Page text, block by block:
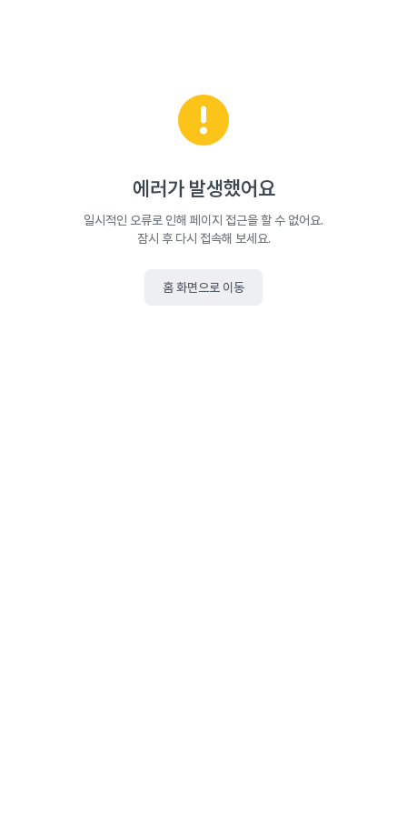
에러가 발생했어요
일시적인 오류로 인해 페이지 접근을 할 수 없어요.
잠시 후 다시 접속해 보세요.
홈 화면으로 이동